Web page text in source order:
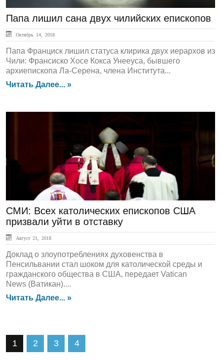
Папа лишил сана двух чилийских епископов
Октябрь 14, 2018
Папа Франциск лишил статуса клирика двух иерархов из
Чили: Франсиско Хосе Кокса Унееуса, бывшего
архиепископа Ла-Серена, члена Института...
Читать Далее... »
ЛЕНТА НОВОСТЕЙ
СМИ: Всех католических епископов США
призвали уйти в отставку
Август 21, 2018
Доклад о злоупотреблениях духовенства в
Пенсильвании стал шоком для католической среды и
гражданского общества в США, передает Vatican
News (Ватикан)....
Читать Далее... »
1 2 3 4